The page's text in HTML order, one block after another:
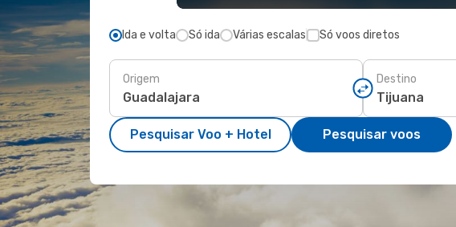
Ida e volta Só ida Várias escalas Só voos diretos
Origem Destino
Pesquisar Voo + Hotel Pesquisar voos